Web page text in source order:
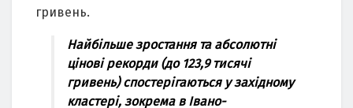
гривень.
Найбільше зростання та абсолютні
цінові рекорди (до 123,9 тисячі
гривень) спостерігаються у західному
кластері, зокрема в Івано-